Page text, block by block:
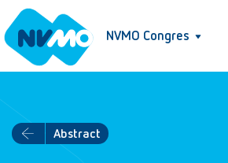
NVMO Congres
Abstract